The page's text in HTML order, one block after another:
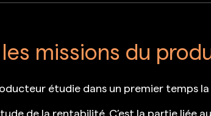
missions du
étudie dans un premier temps
de la rentabilité. C’est la partie liée